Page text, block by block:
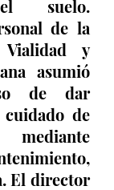
suelo.
de la
y
asumió
de dar
de
mediante
El director